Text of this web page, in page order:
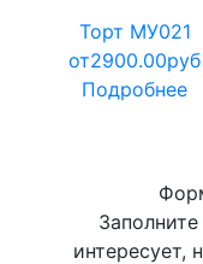
Торт МУ021
от2900.00руб
Подробнее
интересует,